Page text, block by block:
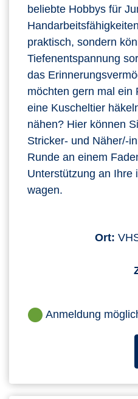
beliebte Hobbys für
praktisch, sondern
Tiefenentspannung
das
möchten gern mal ein
eine Kuscheltier
nähen? Hier können
Stricker- und Näher/-
Runde an einem
Unterstützung an Ihre
wagen.
Ort:
Anmeldung